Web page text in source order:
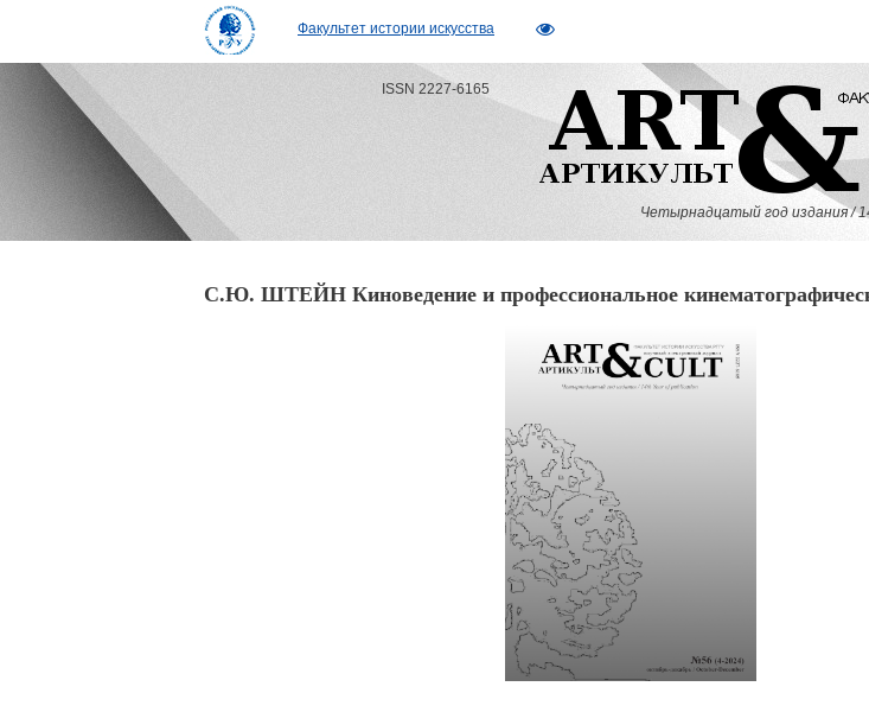
Факультет истории искусства
ISSN 2227-6165
Четырнадцатый год издания /
С.Ю. ШТЕЙН Киноведение и профессиональное